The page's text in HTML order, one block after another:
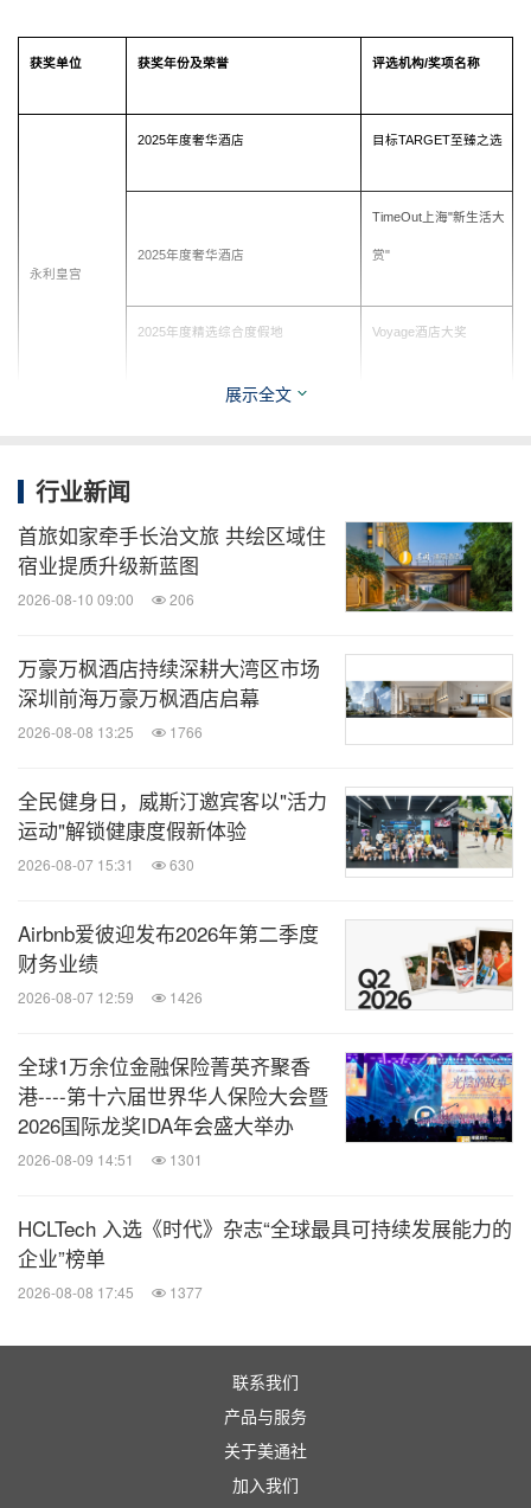
获奖单位 获奖年份及荣誉 评选机构/奖项名称
永利皇宫
2025年度奢华酒店 目标TARGET至臻之选
2025年度奢华酒店
TimeOut上海"新生活大
赏"
2025年度精选综合度假地 Voyage酒店大奖
永利澳门
永利皇宫水疗中
心
BAZAAR Escape: Elite Spa of Macao
2025 Harper's BAZAAR HK
永利旗下餐厅、酒吧和大厨此次获奖一览：
获奖单位 获奖荣誉及年份 评选机构/奖
BAZAAR Taste Elite 2026: Elite 15 Macao 2026 Harper's
2025 TimeOut北京餐饮&酒吧大赏 TimeOut北京
"T+L Tastemakers 2025/26"澳门25家最佳餐厅
2025年度中餐厅
2025 TimeOut北京餐厅&酒吧大赏
展示全文
行业新闻
首旅如家牵手长治文旅 共绘区域住
宿业提质升级新蓝图
2026-08-10 09:00 206
万豪万枫酒店持续深耕大湾区市场
深圳前海万豪万枫酒店启幕
2026-08-08 13:25 1766
全民健身日，威斯汀邀宾客以"活力
运动"解锁健康度假新体验
2026-08-07 15:31 630
Airbnb爱彼迎发布2026年第二季度
财务业绩
2026-08-07 12:59 1426
全球1万余位金融保险菁英齐聚香
港----第十六届世界华人保险大会暨
2026国际龙奖IDA年会盛大举办
2026-08-09 14:51 1301
HCLTech 入选《时代》杂志“全球最具可持续发展能力的
企业”榜单
2026-08-08 17:45 1377
联系我们
产品与服务
关于美通社
加入我们